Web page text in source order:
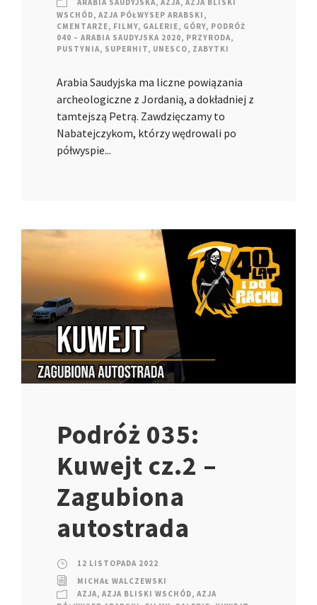
ARABIA SAUDYJSKA, AZJA, AZJA BLISKI
WSCHÓD, AZJA PÓŁWYSEP ARABSKI ,
CMENTARZE, FILMY, GALERIE, GÓRY, PODRÓŻ
040 – ARABIA SAUDYJSKA 2020, PRZYRODA,
PUSTYNIA, SUPERHIT, UNESCO, ZABYTKI
Arabia Saudyjska ma liczne powiązania
archeologiczne z Jordanią, a dokładniej z
tamtejszą Petrą. Zawdzięczamy to
Nabatejczykom, którzy wędrowali po
półwyspie...
Podróż 035:
Kuwejt cz.2 –
Zagubiona
autostrada
12 LISTOPADA 2022
MICHAŁ WALCZEWSKI
AZJA, AZJA BLISKI WSCHÓD, AZJA